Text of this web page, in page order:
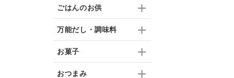
ごはんのお供
万能だし・調味料
お菓子
おつまみ